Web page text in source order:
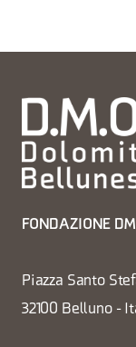
FONDAZIONE
Piazza Santo
32100 Belluno -